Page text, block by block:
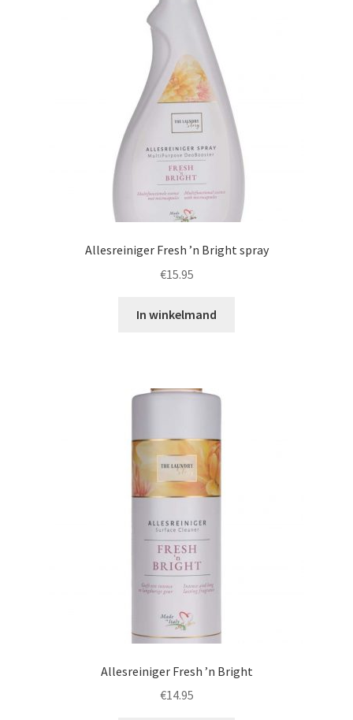
Allesreiniger Fresh ’n Bright spray
€15.95
In winkelmand
Allesreiniger Fresh ’n Bright
€14.95